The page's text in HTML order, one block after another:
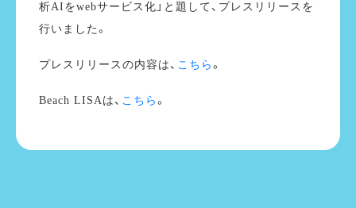
析AIをwebサービス化」と題して、プレスリリースを
行いました。
プレスリリースの内容は、 こちら 。
Beach LISAは、 こちら 。